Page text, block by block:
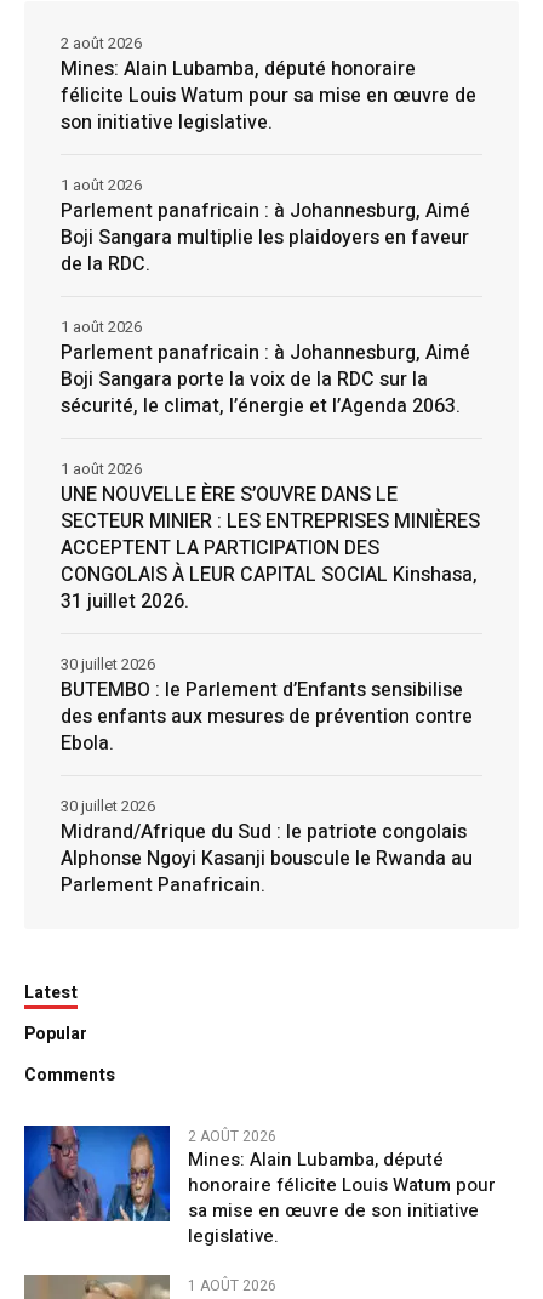
Mines: Alain Lubamba, député honoraire
félicite Louis Watum pour sa mise en œuvre de
son initiative legislative.
2 août 2026
Parlement panafricain : à Johannesburg, Aimé
Boji Sangara multiplie les plaidoyers en faveur
de la RDC.
1 août 2026
Parlement panafricain : à Johannesburg, Aimé
Boji Sangara porte la voix de la RDC sur la
sécurité, le climat, l’énergie et l’Agenda 2063.
1 août 2026
UNE NOUVELLE ÈRE S’OUVRE DANS LE
SECTEUR MINIER : LES ENTREPRISES MINIÈRES
ACCEPTENT LA PARTICIPATION DES
CONGOLAIS À LEUR CAPITAL SOCIAL Kinshasa,
31 juillet 2026.
1 août 2026
BUTEMBO : le Parlement d’Enfants sensibilise
des enfants aux mesures de prévention contre
Ebola.
30 juillet 2026
Midrand/Afrique du Sud : le patriote congolais
Alphonse Ngoyi Kasanji bouscule le Rwanda au
Parlement Panafricain.
30 juillet 2026
Latest
Popular
Comments
2 AOÛT 2026
Mines: Alain Lubamba, député
honoraire félicite Louis Watum pour
sa mise en œuvre de son initiative
legislative.
1 AOÛT 2026